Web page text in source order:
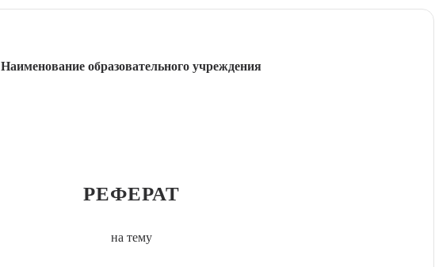
Наименование образовательного учреждения
РЕФЕРАТ
на тему